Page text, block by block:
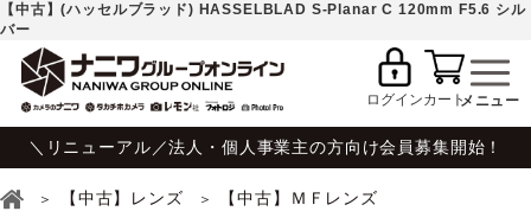
【中古】(ハッセルブラッド) HASSELBLAD S-Planar C 120mm F5.6 シル
バー
ログインカート
＼リニューアル／法人・個人事業主の方向け会員募集開始！
【中古】レンズ 【中古】ＭＦレンズ